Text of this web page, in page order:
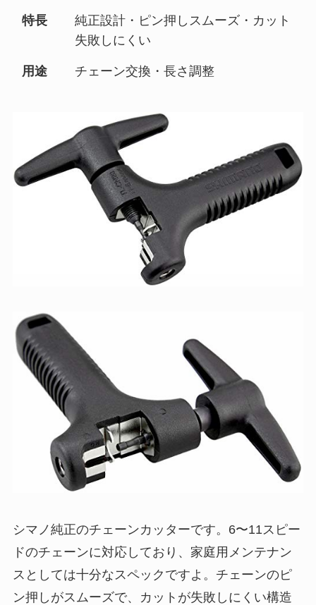
特長
純正設計・ピン押しスムーズ・カット
失敗しにくい
用途 チェーン交換・長さ調整
シマノ純正のチェーンカッターです。6〜11スピー
ドのチェーンに対応しており、家庭用メンテナン
スとしては十分なスペックですよ。チェーンのピ
ン押しがスムーズで、カットが失敗しにくい構造